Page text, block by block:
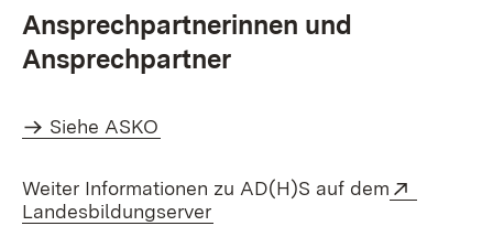
Ansprechpartnerinnen und
Ansprechpartner
Siehe ASKO
Weiter Informationen zu AD(H)S auf dem
Landesbildungserver